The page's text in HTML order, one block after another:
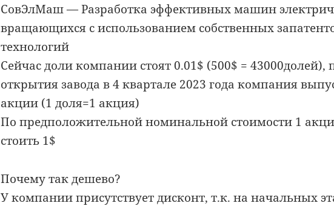
СовЭлМаш — Разработка эффективных машин
вращающихся с использованием собственных
технологий
Сейчас доли компании стоят 0.01$ (500$ = 43000долей),
открытия завода в 4 квартале 2023 года компания
акции (1 доля=1 акция)
По предположительной номинальной стоимости 1
стоить 1$
Почему так дешево?
У компании присутствует дисконт, т.к. на начальных